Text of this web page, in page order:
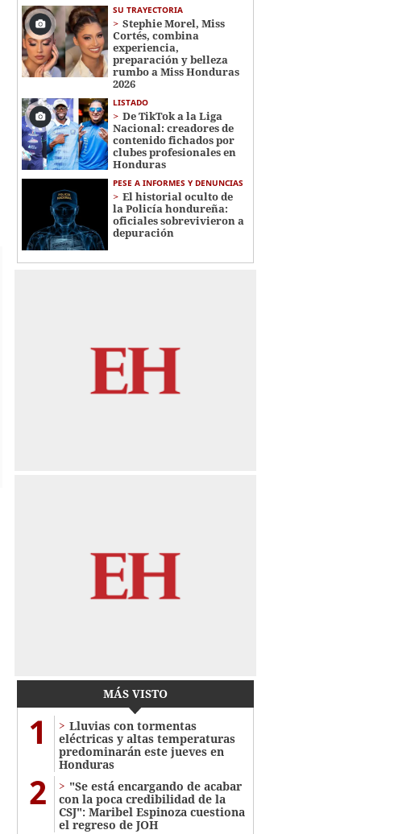
SU TRAYECTORIA
Stephie Morel, Miss
Cortés, combina
experiencia,
preparación y belleza
rumbo a Miss Honduras
2026
LISTADO
De TikTok a la Liga
Nacional: creadores de
contenido fichados por
clubes profesionales en
Honduras
PESE A INFORMES Y DENUNCIAS
El historial oculto de
la Policía hondureña:
oficiales sobrevivieron a
depuración
MÁS VISTO
1
Lluvias con tormentas
eléctricas y altas temperaturas
predominarán este jueves en
Honduras
2
"Se está encargando de acabar
con la poca credibilidad de la
CSJ": Maribel Espinoza cuestiona
el regreso de JOH